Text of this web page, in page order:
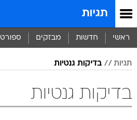
תגיות
ראשי חדשות מבזקים ספורט
תגיות בדיקות גנטיות
בדיקות גנטיות